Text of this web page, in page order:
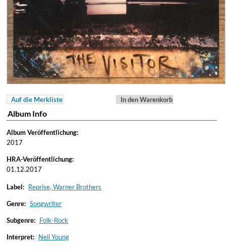
Auf die Merkliste In den Warenkorb
Album Info
Album Veröffentlichung:
2017
HRA-Veröffentlichung:
01.12.2017
Label: Reprise, Warner Brothers
Genre: Songwriter
Subgenre: Folk-Rock
Interpret: Neil Young